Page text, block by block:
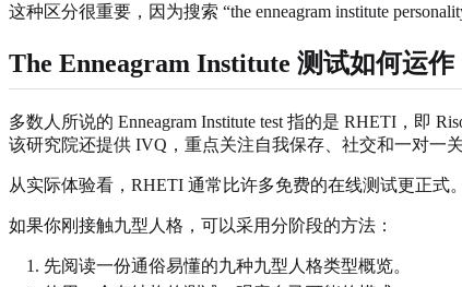
这种区分很重要，因为搜索 “the enneagram institute
The Enneagram Institute 测试如何运作
多数人所说的 Enneagram Institute test 指的是 RHETI，即
该研究院还提供 IVQ，重点关注自我保存、社交和一对一
从实际体验看，RHETI 通常比许多免费的在线测试更正式
如果你刚接触九型人格，可以采用分阶段的方法：
先阅读一份通俗易懂的九种九型人格类型概览。